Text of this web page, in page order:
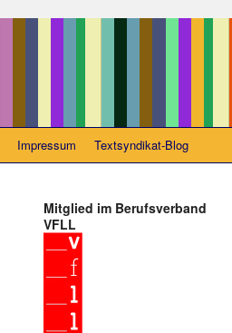
Impressum Textsyndikat-Blog
Mitglied im Berufsverband
VFLL